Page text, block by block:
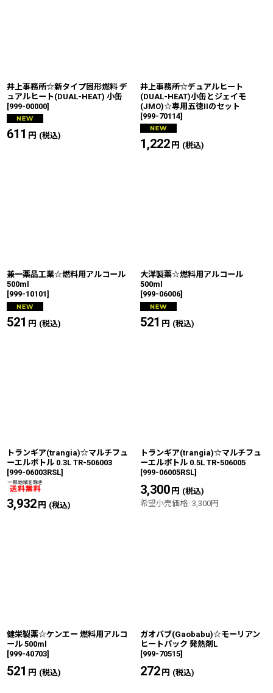
井上事務所☆新タイプ固形燃料 デ
ュアルヒート(DUAL-HEAT) 小缶
[999-00000]
611 円 (税込)
井上事務所☆デュアルヒート
(DUAL-HEAT)小缶とジェイモ
(JMO)☆専用五徳IIのセット
[999-70114]
1,222円 (税込)
兼一薬品工業☆燃料用アルコール
500ml
[999-10101]
521 円 (税込)
大洋製薬☆燃料用アルコール
500ml
[999-06006]
521 円 (税込)
トランギア(trangia)☆マルチフュ
ーエルボトル 0.3L TR-506003
[999-06003RSL]
3,932円 (税込)
トランギア(trangia)☆マルチフュ
ーエルボトル 0.5L TR-506005
[999-06005RSL]
3,300円 (税込)
希望小売価格: 3,300円
健栄製薬☆ケンエー 燃料用アルコ
ール 500ml
[999-40703]
521 円 (税込)
ガオバブ(Gaobabu)☆モーリアン
ヒートパック 発熱剤L
[999-70515]
272円 (税込)